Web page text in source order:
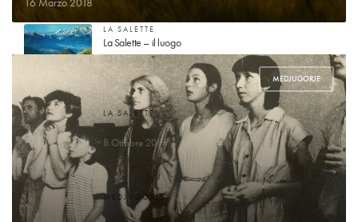
MEDJUGORJE
LA SALETTE
La Salette – il luogo
13 Ottobre 2019
LA SALETTE
Guarigione di mademoiselle Marie-Pierrette Gagniard
8 Ottobre 2019
MEDJUGORJE
Voglio raccontare la mia storia